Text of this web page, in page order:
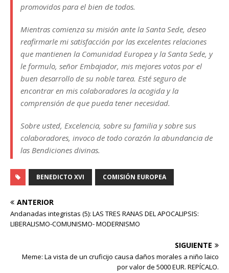
promovidos para el bien de todos.
Mientras comienza su misión ante la Santa Sede, deseo
reafirmarle mi satisfacción por las excelentes relaciones
que mantienen la Comunidad Europea y la Santa Sede, y
le formulo, señor Embajador, mis mejores votos por el
buen desarrollo de su noble tarea. Esté seguro de
encontrar en mis colaboradores la acogida y la
comprensión de que pueda tener necesidad.
Sobre usted, Excelencia, sobre su familia y sobre sus
colaboradores, invoco de todo corazón la abundancia de
las Bendiciones divinas.
BENEDICTO XVI COMISIÓN EUROPEA
ANTERIOR
Andanadas integristas (5): LAS TRES RANAS DEL APOCALIPSIS:
LIBERALISMO-COMUNISMO- MODERNISMO
SIGUIENTE
Meme: La vista de un cruficijo causa daños morales a niño laico
por valor de 5000 EUR. REPÍCALO.